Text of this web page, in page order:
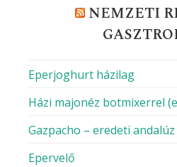
NEMZETI
Eperjoghurt házilag
Házi majonéz botmixerrel
Gazpacho – eredeti
Epervelő